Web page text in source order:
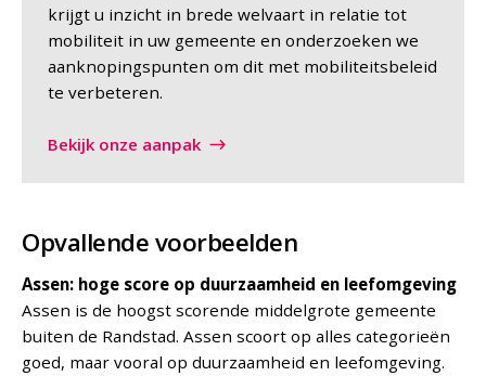
krijgt u inzicht in brede welvaart in relatie tot
mobiliteit in uw gemeente en onderzoeken we
aanknopingspunten om dit met mobiliteitsbeleid
te verbeteren.
Bekijk onze aanpak
Opvallende voorbeelden
Assen: hoge score op duurzaamheid en leefomgeving
Assen is de hoogst scorende middelgrote gemeente
buiten de Randstad. Assen scoort op alles categorieën
goed, maar vooral op duurzaamheid en leefomgeving.